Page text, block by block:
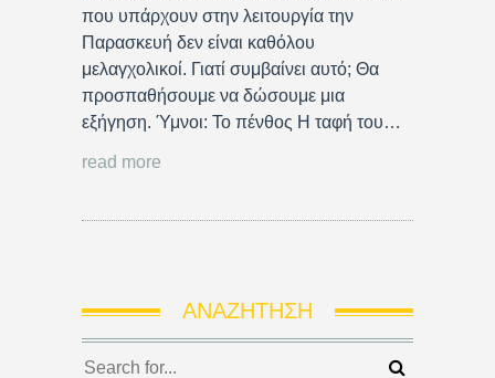
που υπάρχουν στην λειτουργία την
Παρασκευή δεν είναι καθόλου
μελαγχολικοί. Γιατί συμβαίνει αυτό; Θα
προσπαθήσουμε να δώσουμε μια
εξήγηση. Ύμνοι: Το πένθος Η ταφή του…
read more
ΑΝΑΖΉΤΗΣΗ